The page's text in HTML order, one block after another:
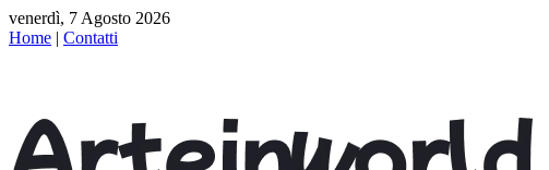
venerdì, 7 Agosto 2026
Home | Contatti